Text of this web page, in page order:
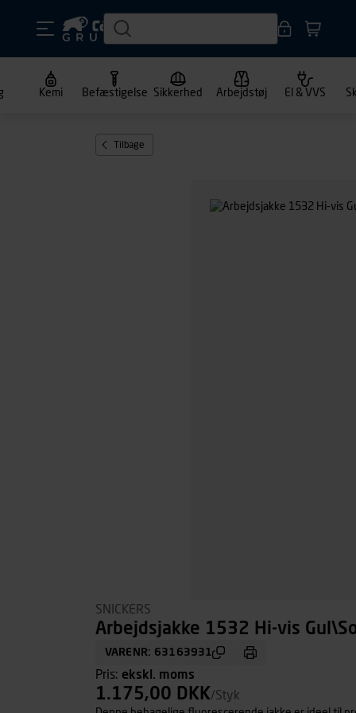
Kemi Befæstigelse Sikkerhed Arbejdstøj El & VVS
Tilbage
SNICKERS
Arbejdsjakke 1532 Hi-vis
VARENR: 63163931
Pris: ekskl. moms
1.175,00 DKK/Styk